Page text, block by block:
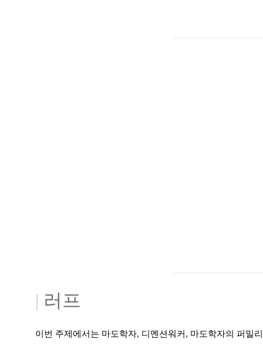
| 러프
이번 주제에서는 마도학자, 디멘션워커, 마도학자의 퍼밀